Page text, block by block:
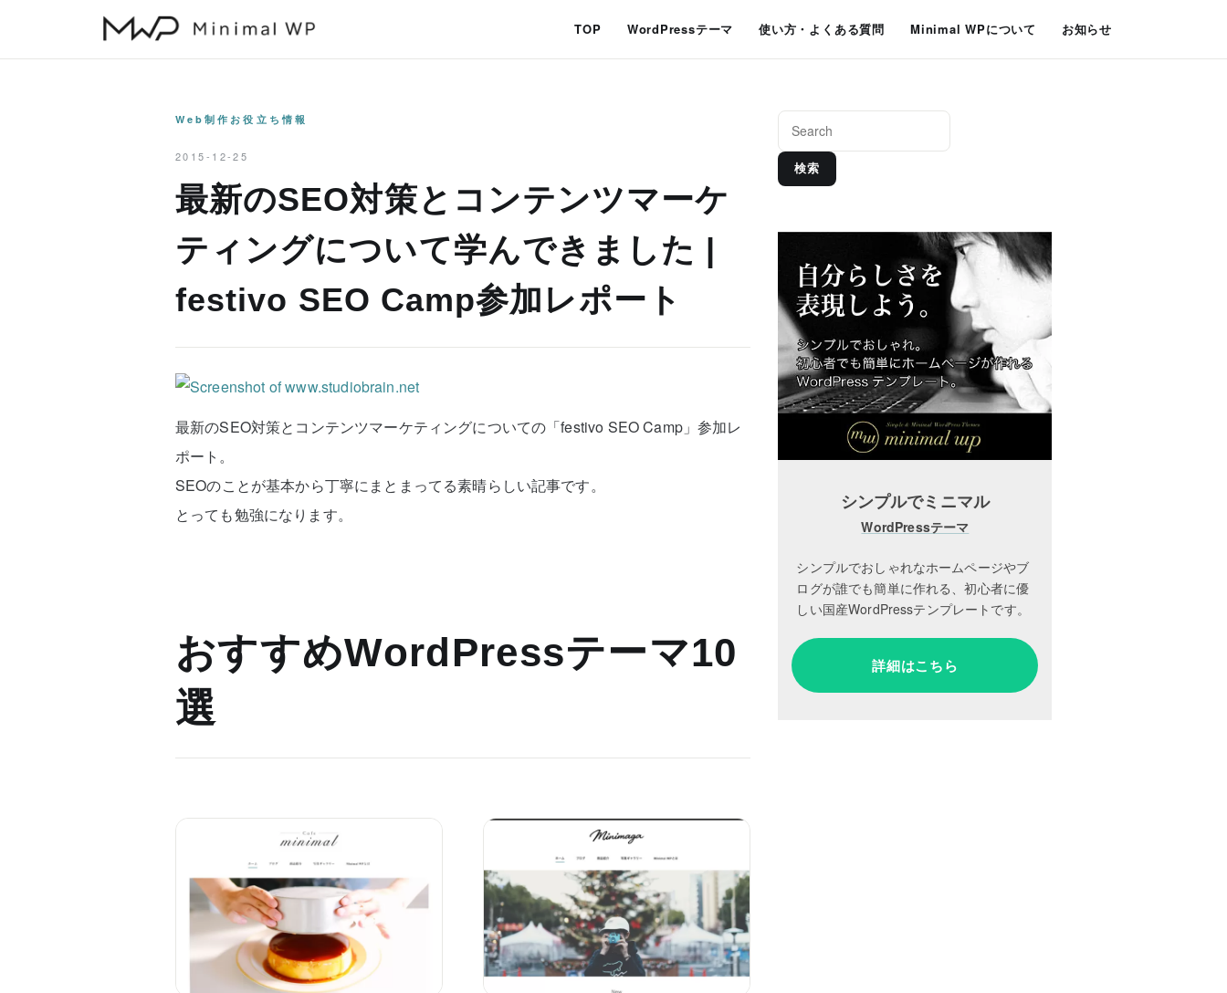
TOP WordPressテーマ 使い方・よくある質問 Minimal WPについて お知らせ
Web制作お役立ち情報
2015-12-25
最新のSEO対策とコンテンツマーケ
ティングについて学んできました |
festivo SEO Camp参加レポート
最新のSEO対策とコンテンツマーケティングについての「festivo SEO Camp」参加レ
ポート。
SEOのことが基本から丁寧にまとまってる素晴らしい記事です。
とっても勉強になります。
おすすめWordPressテーマ10
選
検索
シンプルでミニマル
WordPressテーマ
シンプルでおしゃれなホームページやブ
ログが誰でも簡単に作れる、初心者に優
しい国産WordPressテンプレートです。
詳細はこちら